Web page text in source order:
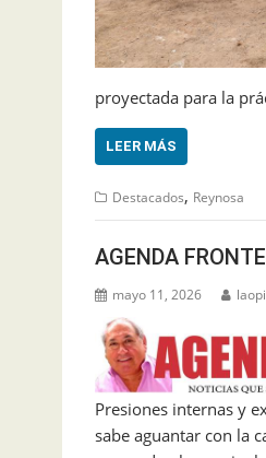
proyectada para la
LEER MÁS
Destacados, Reynosa
AGENDA
mayo 11, 2026
Presiones internas y
sabe aguantar con la